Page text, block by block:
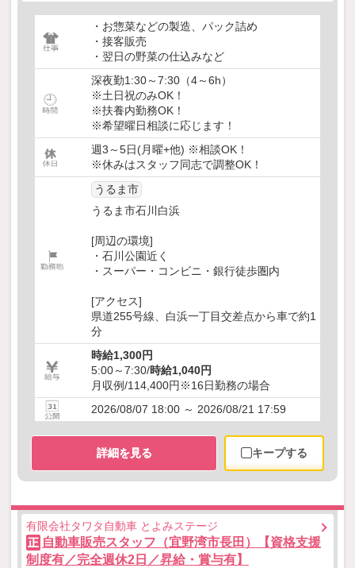
・お惣菜などの製造、パック詰め
・接客販売
・翌日の野菜の仕込みなど
深夜勤1:30～7:30（4～6h）
※土日祝のみOK！
※扶養内勤務OK！
※希望曜日相談に応じます！
週3～5日(月曜+他) ※相談OK！
※休みはスタッフ同志で調整OK！
うるま市
うるま市石川白浜
[周辺の環境]
・石川公園近く
・スーパー・コンビニ・銀行徒歩圏内
[アクセス]
県道255号線、白浜一丁目交差点から車で約1
分
時給1,300円
5:00～7:30/時給1,040円
月収例/114,400円※16日勤務の場合
2026/08/07 18:00 ～ 2026/08/21 17:59
詳細を見る キープする
有限会社タワタ自動車 とよみステージ
正 自動車販売スタッフ（宜野湾市長田）【資格支援
制度有／完全週休2日／昇給・賞与有】